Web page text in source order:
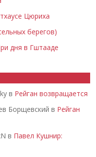
Цюриха
берегов)
дня в Гштааде
в Рейган возвращается
Борщевский в Рейган
в Павел Кушнир: